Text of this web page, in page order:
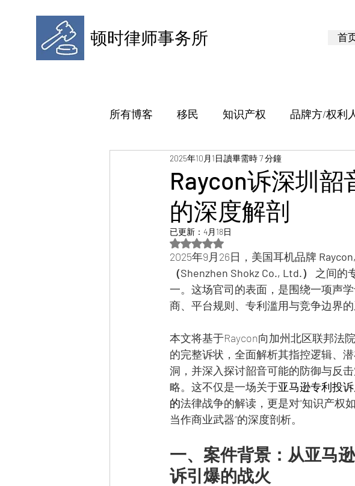
顿时律师事务所 首
所有博客 移民 知识产权 品牌方/权利
Raycon诉深圳
的深度解剖
2025年10月1日讀畢需時 7 分鐘
已更新： 4月18日
評等為 NaN（最高為 5 顆星）。
2025年9月26日，美国耳机品牌
（Shenzhen Shokz Co., Ltd.）
之间的
一。这场官司的表面，是围绕一项声
商、平台规则、专利滥用与竞争边界的
本文将基于Raycon向加州北区联邦法
的完整诉状，全面解析其指控逻辑、
洞，并深入探讨韶音可能的防御与反
略。这不仅是一场关于亚马逊专利投
的法律战争的解读，更是对“知识产权
当作商业武器”的深度剖析。
一、案件背景：从亚马
诉引爆的战火